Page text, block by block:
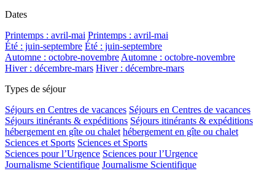
Dates
Printemps : avril-mai Printemps : avril-mai
Été : juin-septembre Été : juin-septembre
Automne : octobre-novembreAutomne : octobre-novembre
Hiver : décembre-mars Hiver : décembre-mars
Types de séjour
Séjours en Centres de vacances Séjours en Centres de vacances
Séjours itinérants & expéditions Séjours itinérants & expéditions
hébergement en gîte ou chalet hébergement en gîte ou chalet
Sciences et Sports Sciences et Sports
Sciences pour l’Urgence Sciences pour l’Urgence
Journalisme Scientifique Journalisme Scientifique